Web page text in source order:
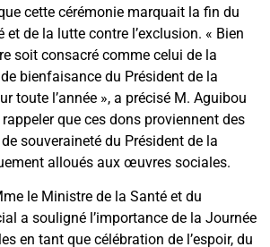
cette cérémonie marquait la fin du
de la lutte contre l’exclusion. « Bien
soit consacré comme celui de la
bienfaisance du Président de la
toute l’année », a précisé M. Aguibou
que ces dons proviennent des
souveraineté du Président de la
alloués aux œuvres sociales.
le Ministre de la Santé et du
a souligné l’importance de la Journée
en tant que célébration de l’espoir, du